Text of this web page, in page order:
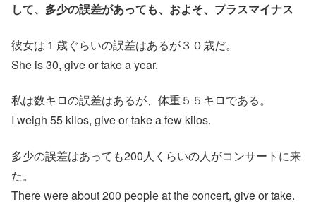
して、多少の誤差があっても、およそ、プラスマイナス
彼女は１歳ぐらいの誤差はあるが３０歳だ。
She is 30, give or take a year.
私は数キロの誤差はあるが、体重５５キロである。
I weigh 55 kilos, give or take a few kilos.
多少の誤差はあっても200人くらいの人がコンサートに来
た。
There were about 200 people at the concert, give or take.